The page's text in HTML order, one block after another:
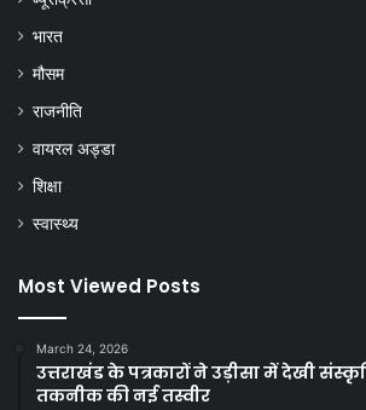
भारत
मौसम
राजनीति
वायरल अड्डा
शिक्षा
स्वास्थ्य
Most Viewed Posts
March 24, 2026
उत्तराखंड के पत्रकारों ने उड़ीसा में देखी
तकनीक की नई तस्वीर